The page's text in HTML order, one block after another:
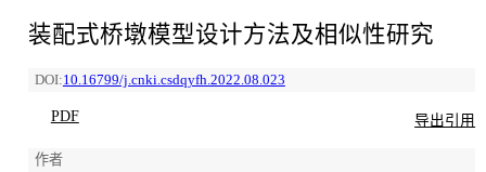
装配式桥墩模型设计方法及相似性研究
DOI:10.16799/j.cnki.csdqyfh.2022.08.023
PDF 导出引用
作者